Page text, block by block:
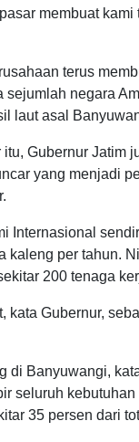
membuat
terus
sejumlah negara
laut asal
Gubernur Jatim
yang menjadi
Internasional
kaleng per tahun.
200 tenaga
kata Gubernur,
di Banyuwangi,
seluruh
35 persen dari